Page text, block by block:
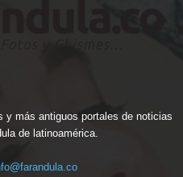
y más antiguos portales de noticias
de latinoamérica.